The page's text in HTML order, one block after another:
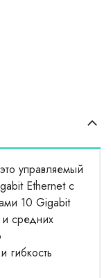
управляемый
Ethernet с
10 Gigabit
средних
гибкость